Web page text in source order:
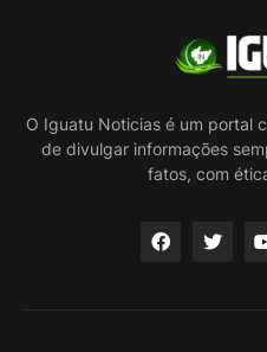
O Iguatu Noticias é um portal
de divulgar informações
fatos, com